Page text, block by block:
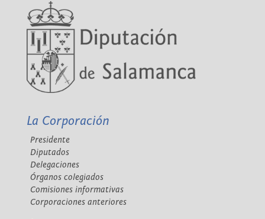
La Corporación
Presidente
Diputados
Delegaciones
Órganos colegiados
Comisiones informativas
Corporaciones anteriores